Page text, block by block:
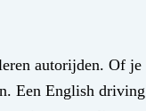
autorijden. Of je
Een English driving